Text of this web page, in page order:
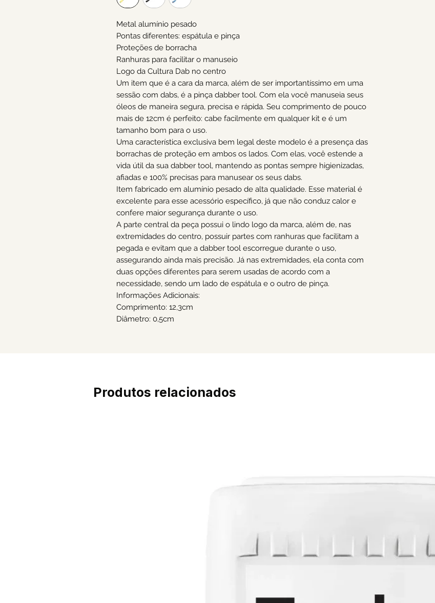
Metal alumínio pesado
Pontas diferentes: espátula e pinça
Proteções de borracha
Ranhuras para facilitar o manuseio
Logo da Cultura Dab no centro
Um item que é a cara da marca, além de ser importantíssimo em uma
sessão com dabs, é a pinça dabber tool. Com ela você manuseia seus
óleos de maneira segura, precisa e rápida. Seu comprimento de pouco
mais de 12cm é perfeito: cabe facilmente em qualquer kit e é um
tamanho bom para o uso.
Uma característica exclusiva bem legal deste modelo é a presença das
borrachas de proteção em ambos os lados. Com elas, você estende a
vida útil da sua dabber tool, mantendo as pontas sempre higienizadas,
afiadas e 100% precisas para manusear os seus dabs.
Item fabricado em alumínio pesado de alta qualidade. Esse material é
excelente para esse acessório específico, já que não conduz calor e
confere maior segurança durante o uso.
A parte central da peça possui o lindo logo da marca, além de, nas
extremidades do centro, possuir partes com ranhuras que facilitam a
pegada e evitam que a dabber tool escorregue durante o uso,
assegurando ainda mais precisão. Já nas extremidades, ela conta com
duas opções diferentes para serem usadas de acordo com a
necessidade, sendo um lado de espátula e o outro de pinça.
Informações Adicionais:
Comprimento: 12,3cm
Diâmetro: 0,5cm
Produtos relacionados